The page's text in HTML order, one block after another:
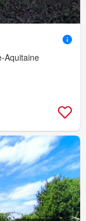
Aquitaine